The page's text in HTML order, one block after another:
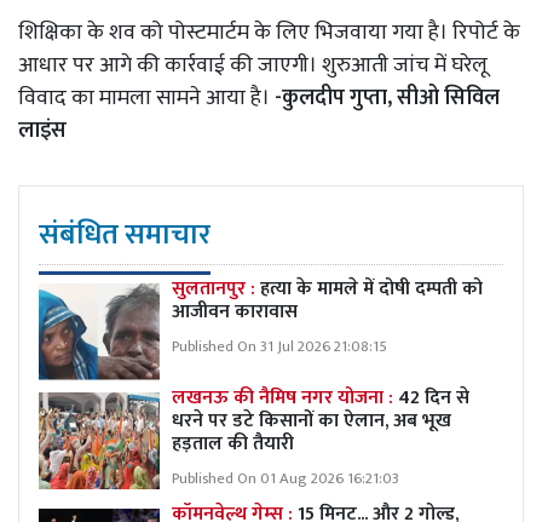
शिक्षिका के शव को पोस्टमार्टम के लिए भिजवाया गया है। रिपोर्ट के
आधार पर आगे की कार्रवाई की जाएगी। शुरुआती जांच में घरेलू
विवाद का मामला सामने आया है। -कुलदीप गुप्ता, सीओ सिविल
लाइंस
संबंधित समाचार
सुलतानपुर :हत्या के मामले में दोषी दम्पती को
आजीवन कारावास
Published On 31 Jul 2026 21:08:15
लखनऊ की नैमिष नगर योजना : 42 दिन से
धरने पर डटे किसानों का ऐलान, अब भूख
हड़ताल की तैयारी
Published On 01 Aug 2026 16:21:03
कॉमनवेल्थ गेम्स :15 मिनट... और 2 गोल्ड,